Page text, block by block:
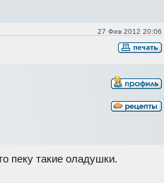
27 Фев 2012 20:06
пеку такие оладушки.